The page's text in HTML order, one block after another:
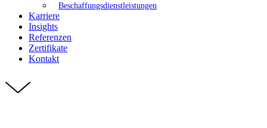
Beschaffungsdienstleistungen
Karriere
Insights
Referenzen
Zertifikate
Kontakt